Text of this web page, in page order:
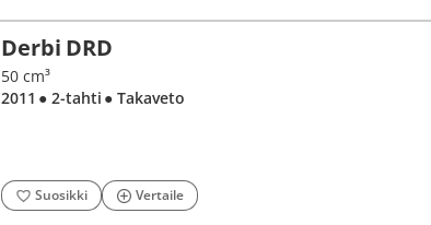
Derbi DRD
50 cm³
2011 ● 2-tahti ● Takaveto
Suosikki Vertaile